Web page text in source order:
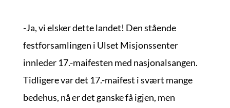
-Ja, vi elsker dette landet! Den stående
festforsamlingen i Ulset Misjonssenter
innleder 17.-maifesten med nasjonalsangen.
Tidligere var det 17.-maifest i svært mange
bedehus, nå er det ganske få igjen, men